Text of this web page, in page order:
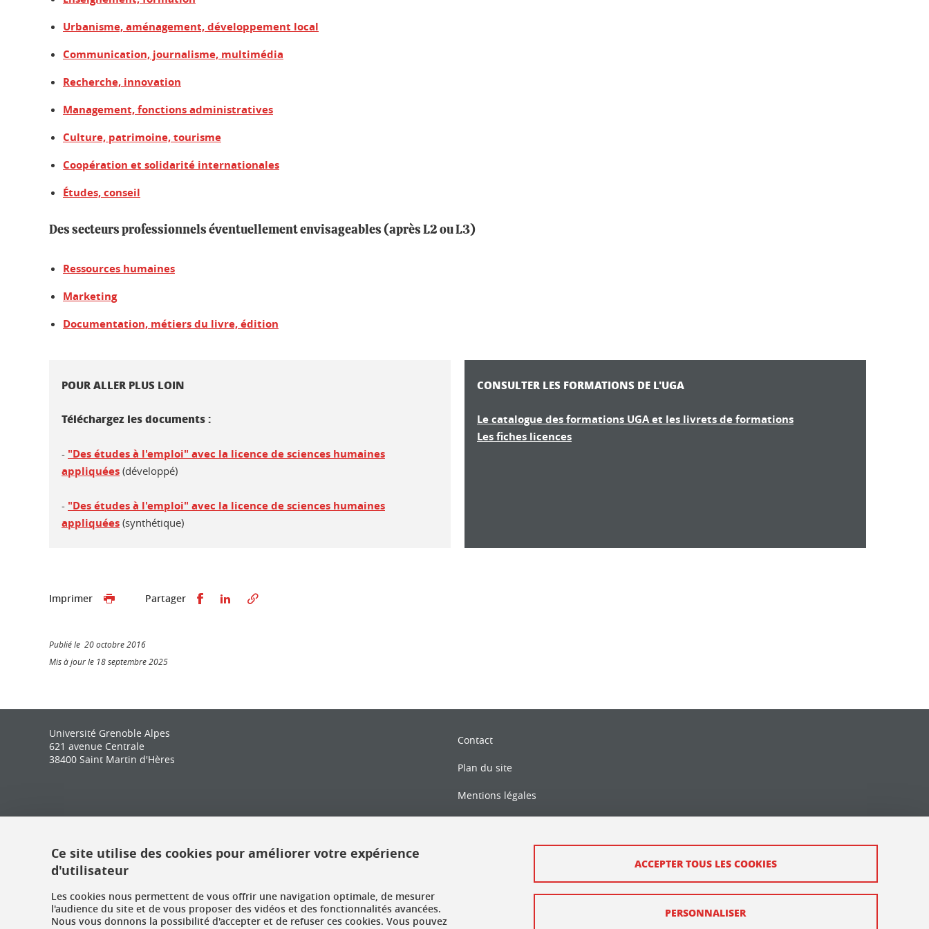
Urbanisme, aménagement, développement local
Communication, journalisme, multimédia
Recherche, innovation
Management, fonctions administratives
Culture, patrimoine, tourisme
Coopération et solidarité internationales
Études, conseil
Des secteurs professionnels éventuellement envisageables (après L2 ou L3)
Ressources humaines
Marketing
Documentation, métiers du livre, édition
POUR ALLER PLUS LOIN
Téléchargez les documents :
- "Des études à l'emploi" avec la licence de sciences humaines
appliquées (développé)
- "Des études à l'emploi" avec la licence de sciences humaines
appliquées (synthétique)
CONSULTER LES FORMATIONS DE L'UGA
Le catalogue des formations UGA et les livrets de formations
Les fiches licences
Imprimer Partager Partager sur Facebook
Partager sur LinkedIn
Publié le 20 octobre 2016
Mis à jour le 18 septembre 2025
Université Grenoble Alpes
621 avenue Centrale
38400 Saint Martin d'Hères
Contact
Plan du site
Mentions légales
Gestion des cookies
Ce site utilise des cookies pour améliorer votre expérience
d'utilisateur
Les cookies nous permettent de vous offrir une navigation optimale, de mesurer
l'audience du site et de vous proposer des vidéos et des fonctionnalités avancées.
Nous vous donnons la possibilité d'accepter et de refuser ces cookies. Vous pouvez
ACCEPTER TOUS LES COOKIES
PERSONNALISER